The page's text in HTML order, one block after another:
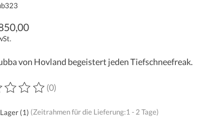
von Hovland begeistert jeden Tiefschneefreak.
dieses Produkts ist
(0)
(1) (Zeitrahmen für die Lieferung:1 - 2 Tage)